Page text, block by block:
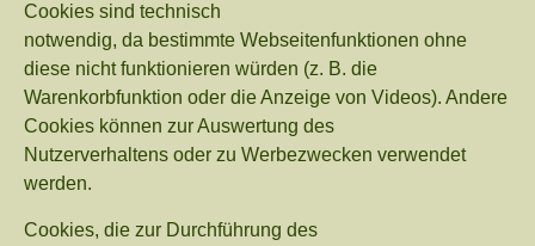
Cookies sind technisch
notwendig, da bestimmte Webseitenfunktionen ohne
diese nicht funktionieren würden (z. B. die
Warenkorbfunktion oder die Anzeige von Videos). Andere
Cookies können zur Auswertung des
Nutzerverhaltens oder zu Werbezwecken verwendet
werden.
Cookies, die zur Durchführung des